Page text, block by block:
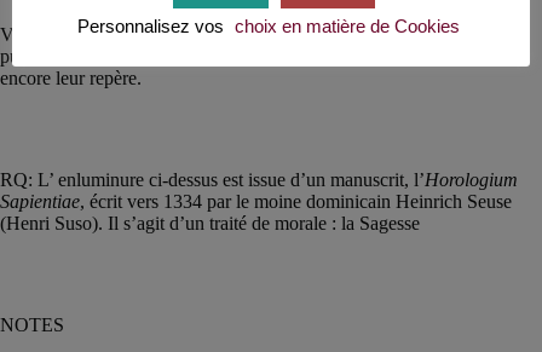
Vers 1370, Charles V règle le tintement horaire de ces horloges
publiques. Mais pour la population, l’usage de la cloche d’église reste
encore leur repère.
RQ: L’ enluminure ci-dessus est issue d’un manuscrit, l’Horologium
Sapientiae, écrit vers 1334 par le moine dominicain Heinrich Seuse
(Henri Suso). Il s’agit d’un traité de morale : la Sagesse
NOTES
Personnalisez vos choix en matière de Cookies